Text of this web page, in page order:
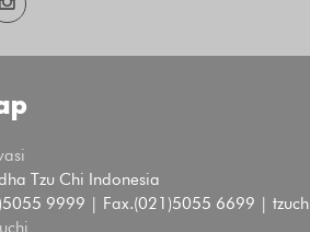
Tzu Chi Indonesia
9999 | Fax.(021)5055 6699 |